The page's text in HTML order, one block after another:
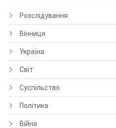
Розслідування
Вінниця
Україна
Світ
Суспільство
Політика
Війна